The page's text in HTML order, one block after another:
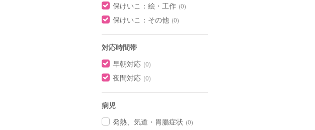
保けいこ：絵・工作 (0)
保けいこ：その他 (0)
対応時間帯
早朝対応 (0)
夜間対応 (0)
病児
発熱、気道・胃腸症状 (0)